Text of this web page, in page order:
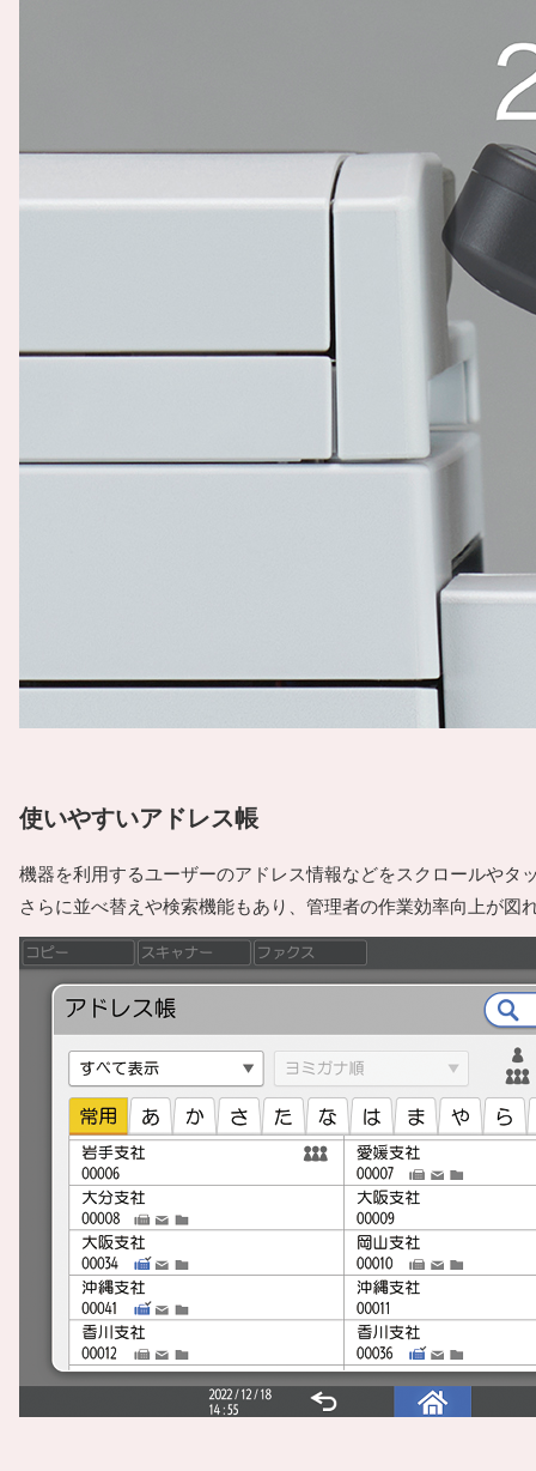
使いやすいアドレス帳
機器を利用するユーザーのアドレス情報などをスクロールやタ
さらに並べ替えや検索機能もあり、管理者の作業効率向上が図